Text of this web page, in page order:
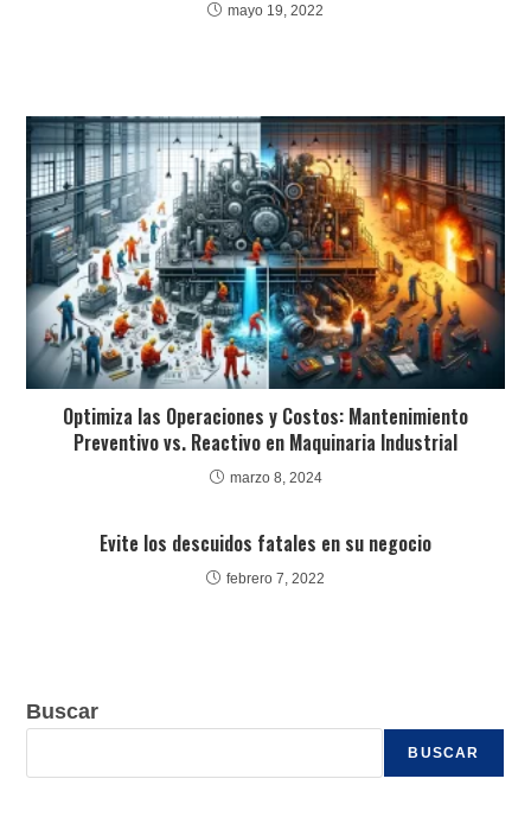
mayo 19, 2022
Optimiza las Operaciones y Costos: Mantenimiento
Preventivo vs. Reactivo en Maquinaria Industrial
marzo 8, 2024
Evite los descuidos fatales en su negocio
febrero 7, 2022
Buscar
BUSCAR